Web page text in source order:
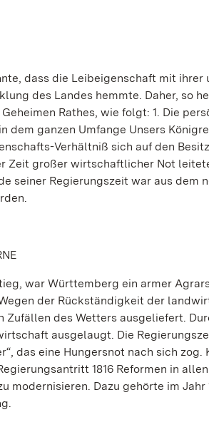
dass die Leibeigenschaft mit
des Landes hemmte. Daher, so
Rathes, wie folgt: 1. Die
dem ganzen Umfange Unsers
Verhältniß sich auf den
Zeit großer wirtschaftlicher Not
seiner Regierungszeit war aus
war Württemberg ein armer
der Rückständigkeit der
Zufällen des Wetters ausgeliefert.
ausgelaugt. Die
das eine Hungersnot nach sich zog.
1816 Reformen in
modernisieren. Dazu gehörte im Jahr